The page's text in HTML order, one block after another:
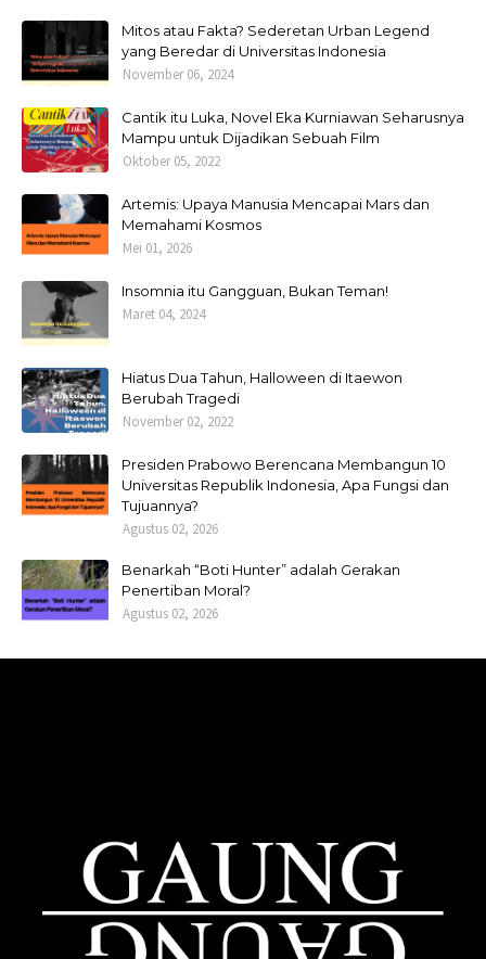
Mitos atau Fakta? Sederetan Urban Legend
yang Beredar di Universitas Indonesia
November 06, 2024
Cantik itu Luka, Novel Eka Kurniawan Seharusnya
Mampu untuk Dijadikan Sebuah Film
Oktober 05, 2022
Artemis: Upaya Manusia Mencapai Mars dan
Memahami Kosmos
Mei 01, 2026
Insomnia itu Gangguan, Bukan Teman!
Maret 04, 2024
Hiatus Dua Tahun, Halloween di Itaewon
Berubah Tragedi
November 02, 2022
Presiden Prabowo Berencana Membangun 10
Universitas Republik Indonesia, Apa Fungsi dan
Tujuannya?
Agustus 02, 2026
Benarkah “Boti Hunter” adalah Gerakan
Penertiban Moral?
Agustus 02, 2026